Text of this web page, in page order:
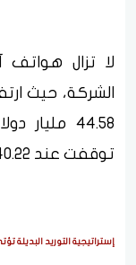
لا تزال هواتف
44.58
توقفت عند 40.22 مليار دولار.
إستراتيجية التوريد البديلة